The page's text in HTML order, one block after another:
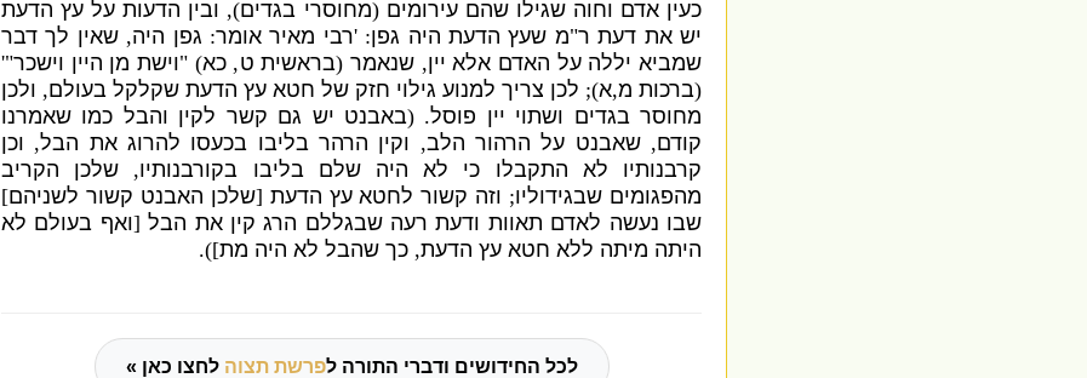
כעין אדם וחוה שגילו שהם עירומים(מחוסרי בגדים), ובין הדעות על עץ הדעת
יש את דעת ר"מ שעץ הדעת היה גפן: 'רבי מאיר אומר: גפן היה,שאין לך דבר
שמביא יללה על האדם אלא יין,שנאמר (בראשית ט ,כא) "וישת מן היין וישכר"'
(ברכות מ,א); לכן צריך למנוע גילוי חזק של חטא עץ הדעת שקלקל בעולם, ולכן
מחוסר בגדים ושתוי יין פוסל. (באבנט יש גם קשר לקין והבל כמו שאמרנו
קודם,שאבנט על הרהור הלב, וקין הרהר בליבו בכעסו להרוג את הבל, וכן
קרבנותיו לא התקבלו כי לא היה שלם בליבו בקורבנותיו, שלכן הקריב
מהפגומים שבגידוליו; וזה קשור לחטא עץ הדעת [שלכן האבנט קשור לשניהם]
שבו נעשה לאדם תאוות ודעת רעה שבגללם הרג קין את הבל [ואף בעולם לא
היתה מיתה ללא חטא עץ הדעת, כך שהבל לא היה מת]).
לכל החידושים ודברי התורה לפרשת תצוה לחצו כאן »